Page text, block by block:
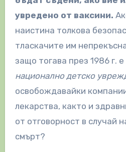
увредено от ваксини.
наистина толкова
тласкачите им
защо тогава през 1986 г.
национално детско
освобождавайки
лекарства, както и
от отговорност в случай
смърт?